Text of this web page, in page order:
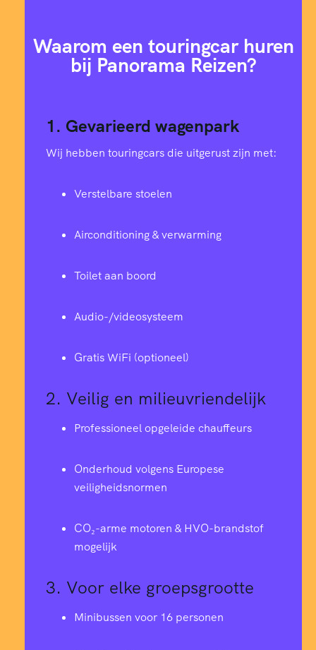
Waarom een touringcar huren
bij Panorama Reizen?
1. Gevarieerd wagenpark
Wij hebben touringcars die uitgerust zijn met:
Verstelbare stoelen
Airconditioning & verwarming
Toilet aan boord
Audio-/videosysteem
Gratis WiFi (optioneel)
2. Veilig en milieuvriendelijk
Professioneel opgeleide chauffeurs
Onderhoud volgens Europese
veiligheidsnormen
CO₂-arme motoren & HVO-brandstof
mogelijk
3. Voor elke groepsgrootte
Minibussen voor 16 personen